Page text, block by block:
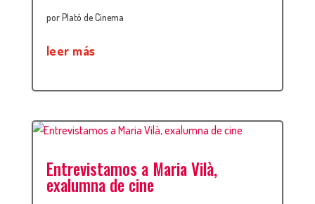
porPlató de Cinema
leer más
Entrevistamos a Maria Vilà,
exalumna de cine